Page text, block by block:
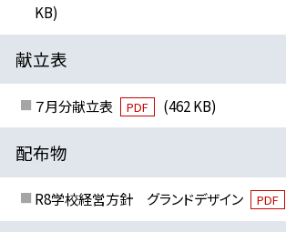
KB)
献立表
７月分献立表 PDF (462 KB)
配布物
R8学校経営方針 グランドデザイン PDF